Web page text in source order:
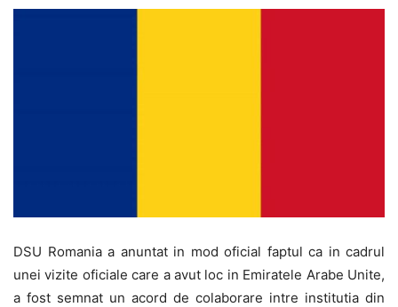
DSU Romania a anuntat in mod oficial faptul ca in cadrul
unei vizite oficiale care a avut loc in Emiratele Arabe Unite,
a fost semnat un acord de colaborare intre institutia din